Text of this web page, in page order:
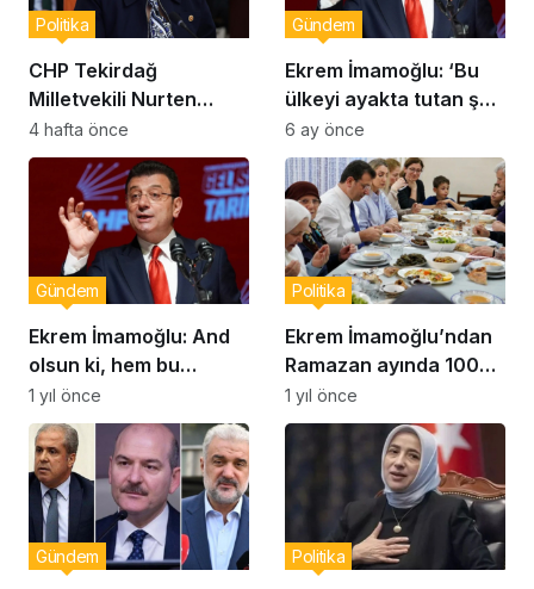
CHP Tekirdağ
Milletvekili Nurten
Yontar: “Ankara’nın
Gerçekleri Perdeyle
Kapatılamaz”
Politika
4 hafta önce
Ekrem İmamoğlu: ‘Bu
ülkeyi ayakta tutan şey
korku değil; milletin
aklı, iradesi ve
inancıdır’
Gündem
6 ay önce
Ekrem İmamoğlu: And
olsun ki, hem bu
dünyada hem de
mahşerde hesap
soracağım
Gündem
1 yıl önce
Ekrem İmamoğlu’ndan
Ramazan ayında 100
bin haneye destek
açıklaması
Politika
1 yıl önce
Gündem Politika